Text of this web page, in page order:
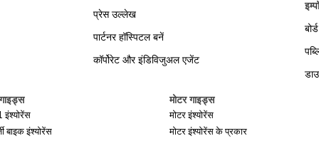
प्रेस उल्लेख
पार्टनर हॉस्पिटल बनें
कॉर्पोरेट और इंडिविजुअल एजेंट
बाइक इंश्योरेंस
मोटर गाइड्स
मोटर इंश्योरेंस
मोटर इंश्योरेंस के प्रकार